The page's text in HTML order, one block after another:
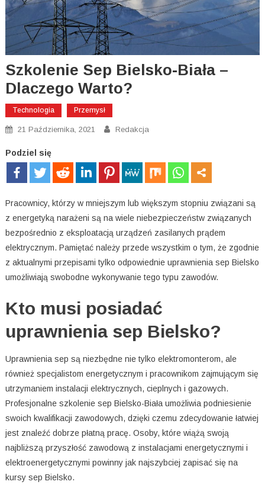
Szkolenie Sep Bielsko-Biała –
Dlaczego Warto?
Technologia Przemysł
21 Października, 2021 Redakcja
Podziel się
Pracownicy, którzy w mniejszym lub większym stopniu związani są
z energetyką narażeni są na wiele niebezpieczeństw związanych
bezpośrednio z eksploatacją urządzeń zasilanych prądem
elektrycznym. Pamiętać należy przede wszystkim o tym, że zgodnie
z aktualnymi przepisami tylko odpowiednie uprawnienia sep Bielsko
umożliwiają swobodne wykonywanie tego typu zawodów.
Kto musi posiadać
uprawnienia sep Bielsko?
Uprawnienia sep są niezbędne nie tylko elektromonterom, ale
również specjalistom energetycznym i pracownikom zajmującym się
utrzymaniem instalacji elektrycznych, cieplnych i gazowych.
Profesjonalne szkolenie sep Bielsko-Biała umożliwia podniesienie
swoich kwalifikacji zawodowych, dzięki czemu zdecydowanie łatwiej
jest znaleźć dobrze płatną pracę. Osoby, które wiążą swoją
najbliższą przyszłość zawodową z instalacjami energetycznymi i
elektroenergetycznymi powinny jak najszybciej zapisać się na
kursy sep Bielsko.